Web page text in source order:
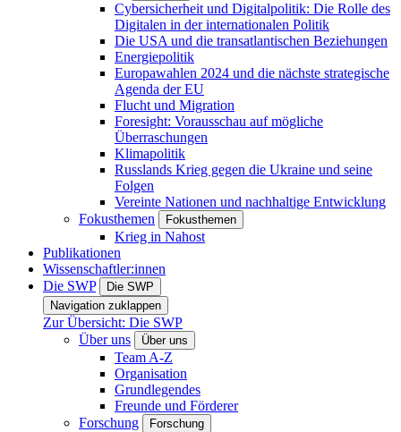
Cybersicherheit und Digitalpolitik: Die Rolle des
Digitalen in der internationalen Politik
Die USA und die transatlantischen Beziehungen
Energiepolitik
Europawahlen 2024 und die nächste strategische
Agenda der EU
Flucht und Migration
Foresight: Vorausschau auf mögliche
Überraschungen
Klimapolitik
Russlands Krieg gegen die Ukraine und seine
Folgen
Vereinte Nationen und nachhaltige Entwicklung
Fokusthemen
Fokusthemen
Krieg in Nahost
Publikationen
Wissenschaftler:innen
Die SWP
Die SWP
Navigation zuklappen
Zur Übersicht: Die SWP
Über uns
Über uns
Team A-Z
Organisation
Grundlegendes
Freunde und Förderer
Forschung
Forschung